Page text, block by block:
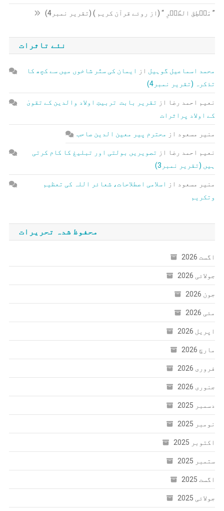
” مَنۡطِقَ الطَّیۡرِ “ (از روئے قرآن کریم ) (تقریر نمبر4)
نئے تاثرات
محمد اسماعیل گوہیل از
ایمان کی ستّر شاخوں میں سے کچھ کا
تذکرہ (تقریر نمبر4)
نعیم احمد رضا از تقریر بابت تربیتِ اولاد والدین کے تقویٰ
کے اولاد پراثرات
منیر مسعود از محترم پیر معین الدین صاحب
نعیم احمد رضا از تصویریں بولتی اور تبلیغ کا کام کرتی
ہیں (تقریر نمبر3)
منیر مسعود از
اسلامی اصطلاحات، شعائر اللہ کی تعظیم
وتکریم
محفوظ شدہ تحریرات
اگست 2026
جولائی 2026
جون 2026
مئی 2026
اپریل 2026
مارچ 2026
فروری 2026
جنوری 2026
دسمبر 2025
نومبر 2025
اکتوبر 2025
ستمبر 2025
اگست 2025
جولائی 2025